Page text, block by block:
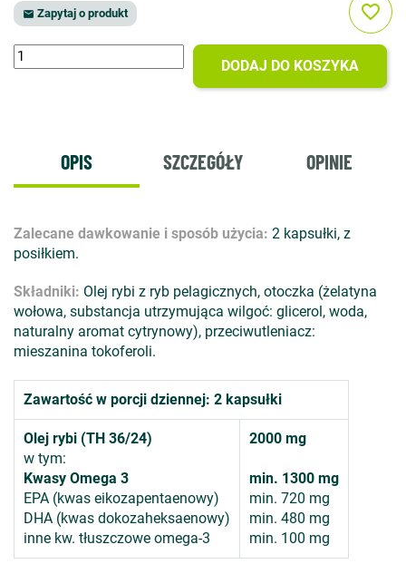
 Zapytaj o produkt
DODAJ DO KOSZYKA
favorite_border
OPIS SZCZEGÓŁY OPINIE
Zalecane dawkowanie i sposób użycia: 2 kapsułki, z
posiłkiem.
Składniki: Olej rybi z ryb pelagicznych, otoczka (żelatyna
wołowa, substancja utrzymująca wilgoć: glicerol, woda,
naturalny aromat cytrynowy), przeciwutleniacz:
mieszanina tokoferoli.
Zawartość w porcji dziennej: 2 kapsułki
Olej rybi (TH 36/24)
w tym:
Kwasy Omega 3
EPA (kwas eikozapentaenowy)
DHA (kwas dokozaheksaenowy)
inne kw. tłuszczowe omega-3
2000 mg
min. 1300 mg
min. 720 mg
min. 480 mg
min. 100 mg